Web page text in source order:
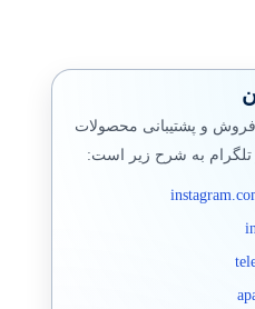
فروش و پشتیبانی محصولات
به شرح زیر است: